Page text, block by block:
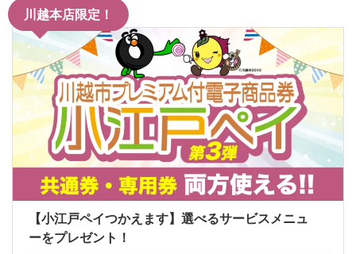
川越本店限定！
【小江戸ペイつかえます】選べるサービスメニュ
ーをプレゼント！